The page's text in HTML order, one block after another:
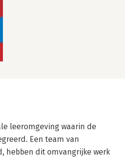
leeromgeving waarin de
Een team van
hebben dit omvangrijke werk